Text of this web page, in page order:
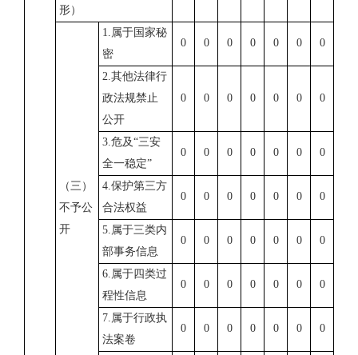
形）
（三）
不予公
开
1. 属于国家秘
密
0 0 0 0 0 0 0
2.其他法律行
政法规禁止
公开
0 0 0 0 0 0 0
3.危及“三安
全一稳定”
0 0 0 0 0 0 0
4.保护第三方
合法权益
0 0 0 0 0 0 0
5. 属于三类内
部事务信息
0 0 0 0 0 0 0
6. 属于四类过
程性信息
0 0 0 0 0 0 0
7. 属于行政执
法案卷
0 0 0 0 0 0 0